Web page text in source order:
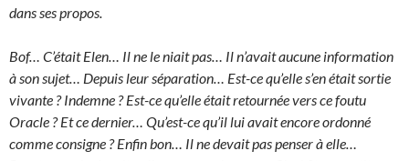
dans ses propos.
Bof… C’était Elen… Il ne le niait pas… Il n’avait aucune information
à son sujet… Depuis leur séparation… Est-ce qu’elle s’en était sortie
vivante ? Indemne ? Est-ce qu’elle était retournée vers ce foutu
Oracle ? Et ce dernier… Qu’est-ce qu’il lui avait encore ordonné
comme consigne ? Enfin bon… Il ne devait pas penser à elle…